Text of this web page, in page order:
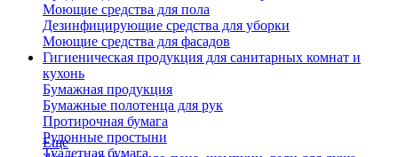
Моющие средства для пола
Дезинфицирующие средства для уборки
Моющие средства для фасадов
Гигиеническая продукция для санитарных комнат и
кухонь
Бумажная продукция
Бумажные полотенца для рук
Протирочная бумага
Рулонные простыни
Туалетная бумага
Еще